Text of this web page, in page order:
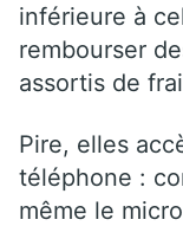
inférieure à
rembourser
assortis de
Pire, elles
téléphone :
même le